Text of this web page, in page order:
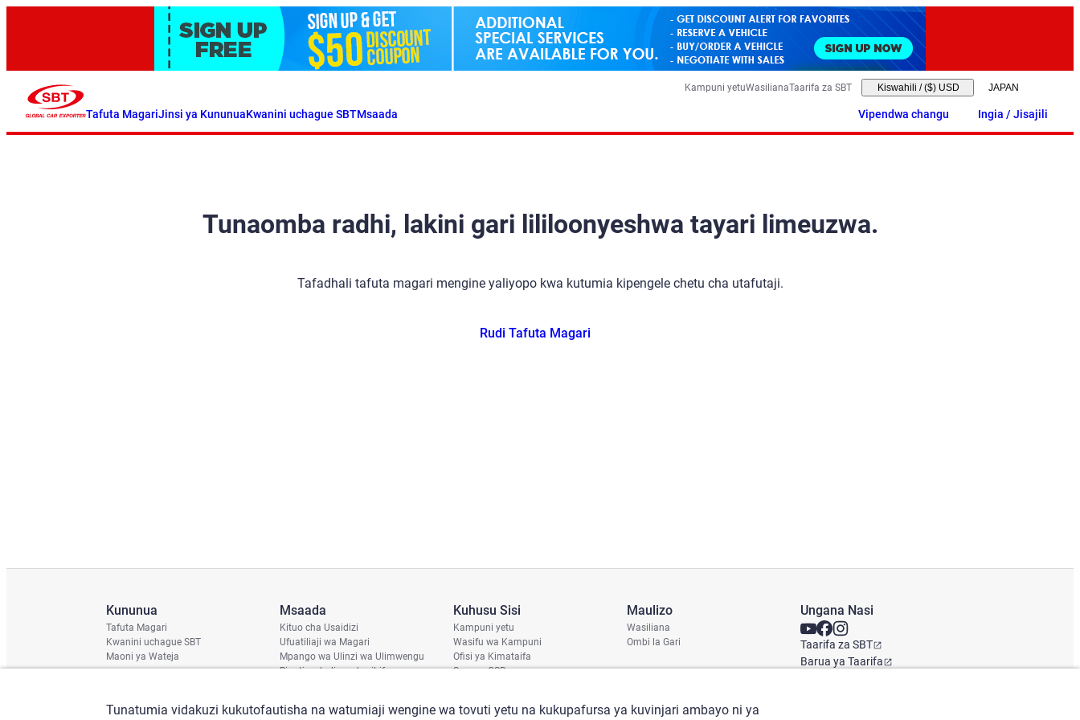
Tafuta MagariJinsi ya KununuaKwanini uchague SBTMsaada
Kampuni yetuWasilianaTaarifa za SBT Kiswahili / ($) USD
Vipendwa changu Ingia / Jisajili
Tunaomba radhi, lakini gari lililoonyeshwa tayari limeuzwa.
Tafadhali tafuta magari mengine yaliyopo kwa kutumia kipengele chetu cha utafutaji.
Rudi Tafuta Magari
Kununua
Tafuta Magari
Kwanini uchague SBT
Maoni ya Wateja
Msaada
Kituo cha Usaidizi
Ufuatiliaji wa Magari
Mpango wa Ulinzi wa Ulimwengu
Ripoti ya hali ya uharibifu
Kuhusu Sisi
Kampuni yetu
Wasifu wa Kampuni
Ofisi ya Kimataifa
Sera ya CSR
Maulizo
Wasiliana
Ombi la Gari
Ungana Nasi
Taarifa za SBT
Barua ya Taarifa
Tunatumia vidakuzi kukutofautisha na watumiaji wengine wa tovuti yetu na kukupafursa ya kuvinjari ambayo ni ya